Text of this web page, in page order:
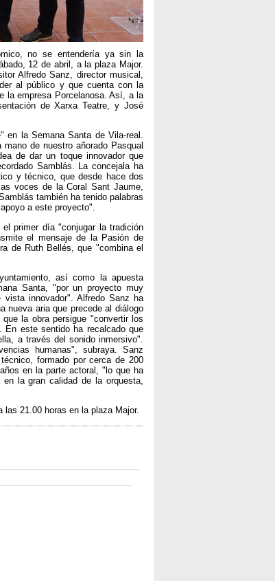
no se entendería ya sin la
12 de abril, a la plaza Major.
Alfredo Sanz, director musical,
al público y que cuenta con la
la empresa Porcelanosa. Así, a la
de Xarxa Teatre, y José
en la Semana Santa de Vila-real.
de nuestro añorado Pasqual
de dar un toque innovador que
Samblás. La concejala ha
y técnico, que desde hace dos
voces de la Coral Sant Jaume,
también ha tenido palabras
a este proyecto".
el primer día "conjugar la tradición
el mensaje de la Pasión de
de Ruth Bellés, que "combina el
así como la apuesta
Santa, "por un proyecto muy
innovador". Alfredo Sanz ha
nueva aria que precede al diálogo
la obra persigue "convertir los
En este sentido ha recalcado que
a través del sonido inmersivo".
humanas", subraya. Sanz
formado por cerca de 200
en la parte actoral, "lo que ha
la gran calidad de la orquesta,
las 21.00 horas en la plaza Major.